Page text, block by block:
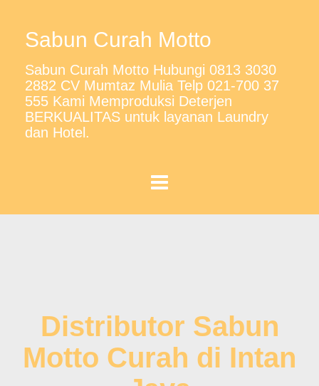
Sabun Curah Motto
Sabun Curah Motto Hubungi 0813 3030
2882 CV Mumtaz Mulia Telp 021-700 37
555 Kami Memproduksi Deterjen
BERKUALITAS untuk layanan Laundry
dan Hotel.
Distributor Sabun
Motto Curah di Intan